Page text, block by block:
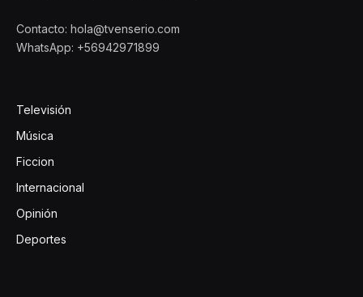
Contacto: hola@tvenserio.com
WhatsApp: +56942971899
Televisión
Música
Ficcion
Internacional
Opinión
Deportes